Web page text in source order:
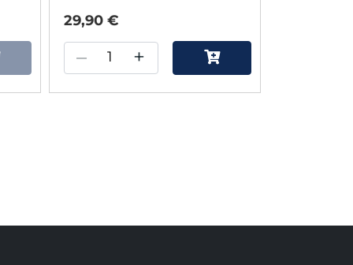
29,90 €
– +